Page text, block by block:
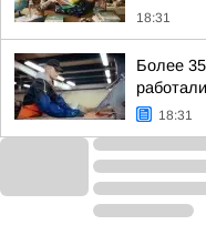
18:31
Более
18:31